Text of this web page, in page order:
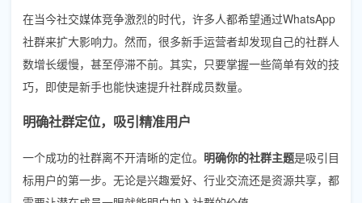
在当今社交媒体竞争激烈的时代，许多人都希望通过WhatsApp
社群来扩大影响力。然而，很多新手运营者却发现自己的社群人
数增长缓慢，甚至停滞不前。其实，只要掌握一些简单有效的技
巧，即使是新手也能快速提升社群成员数量。
明确社群定位，吸引精准用户
一个成功的社群离不开清晰的定位。 明确你的社群主题是吸引目
标用户的第一步。无论是兴趣爱好、行业交流还是资源共享，都